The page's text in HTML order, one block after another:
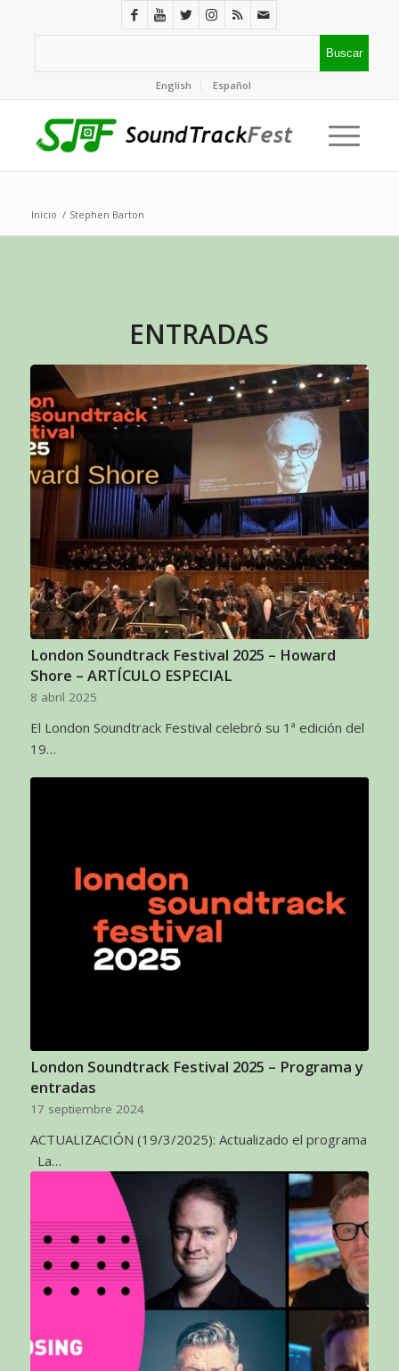
English Español
Inicio / Stephen Barton
ENTRADAS
London Soundtrack Festival 2025 – Howard
Shore – ARTÍCULO ESPECIAL
8 abril 2025
El London Soundtrack Festival celebró su 1ª edición del
19…
London Soundtrack Festival 2025 – Programa y
entradas
17 septiembre 2024
ACTUALIZACIÓN (19/3/2025): Actualizado el programa
La…